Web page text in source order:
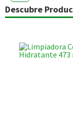
Descubre